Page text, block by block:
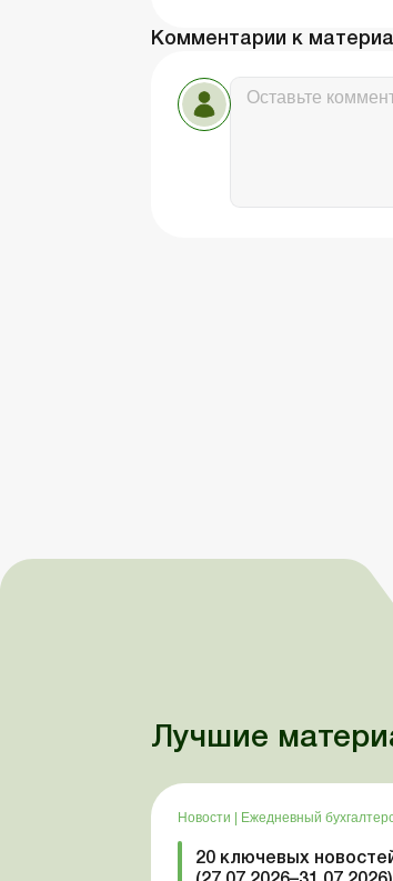
Комментарии к
Лучшие
Новости Ежедневный
20 ключевых